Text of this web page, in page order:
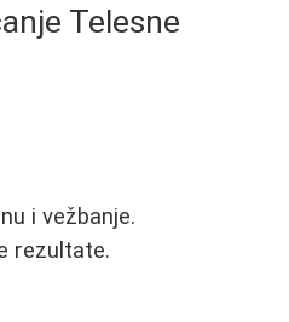
Telesne
i vežbanje.
rezultate.